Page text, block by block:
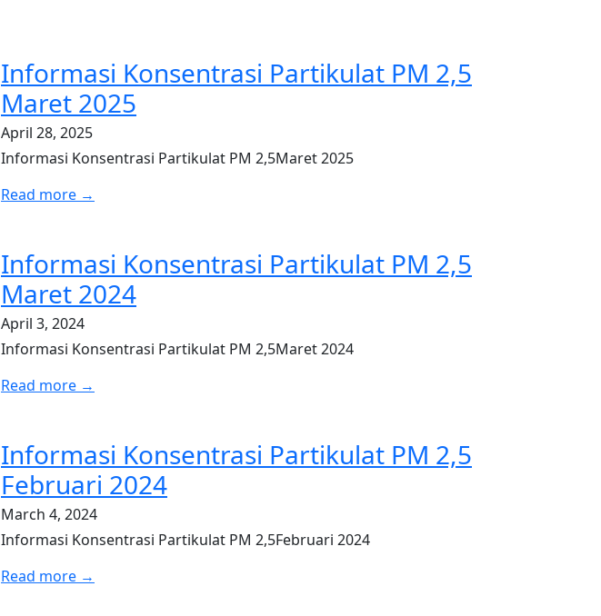
Informasi Konsentrasi Partikulat PM 2,5
Maret 2025
April 28, 2025
Informasi Konsentrasi Partikulat PM 2,5Maret 2025
Read more →
Informasi Konsentrasi Partikulat PM 2,5
Maret 2024
April 3, 2024
Informasi Konsentrasi Partikulat PM 2,5Maret 2024
Read more →
Informasi Konsentrasi Partikulat PM 2,5
Februari 2024
March 4, 2024
Informasi Konsentrasi Partikulat PM 2,5Februari 2024
Read more →